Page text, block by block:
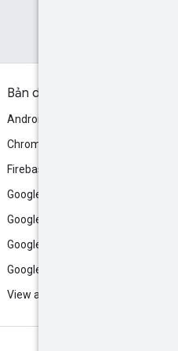
Bản dựng
Android
Chrome
Firebase
Google AI Studio
Google Antigravity
Google Cloud
Google Play
View all